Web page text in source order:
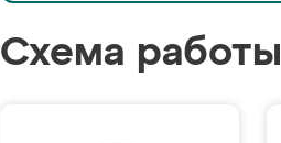
Схема работы